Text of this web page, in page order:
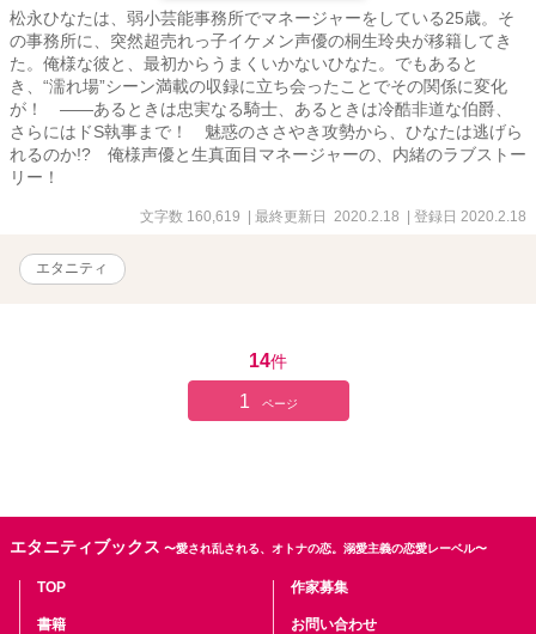
松永ひなたは、弱小芸能事務所でマネージャーをしている25歳。そ
の事務所に、突然超売れっ子イケメン声優の桐生玲央が移籍してき
た。俺様な彼と、最初からうまくいかないひなた。でもあると
き、“濡れ場”シーン満載の収録に立ち会ったことでその関係に変化
が！ ――あるときは忠実なる騎士、あるときは冷酷非道な伯爵、
さらにはドS執事まで！ 魅惑のささやき攻勢から、ひなたは逃げら
れるのか!? 俺様声優と生真面目マネージャーの、内緒のラブストー
リー！
文字数 160,619 | 最終更新日 2020.2.18 | 登録日 2020.2.18
エタニティ
14件
1 ページ
エタニティブックス 〜愛され乱される、オトナの恋。溺愛主義の恋愛レーベル〜
TOP
書籍
作家募集
お問い合わせ